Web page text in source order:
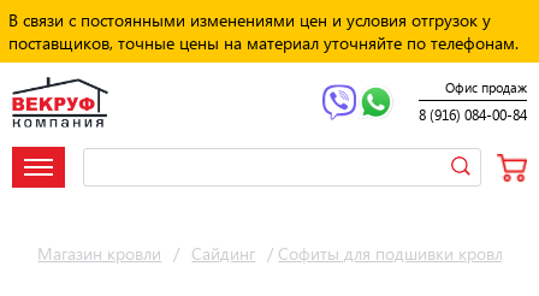
В связи с постоянными изменениями цен и условия отгрузок у
поставщиков, точные цены на материал уточняйте по телефонам.
Офис продаж
8 (916) 084-00-84
Магазин кровли / Сайдинг / Софиты для подшивки кровли